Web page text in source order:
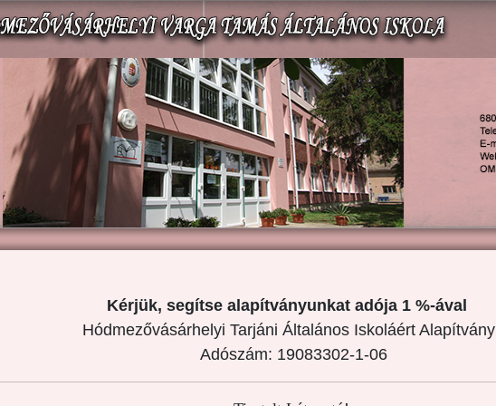
Kérjük, segítse alapítványunkat adója 1 %-ával
Hódmezővásárhelyi Tarjáni Általános Iskoláért Alapítvány
Adószám: 19083302-1-06